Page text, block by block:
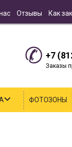
Отзывы Как
+7
Заказы
ФОТОЗОНЫ